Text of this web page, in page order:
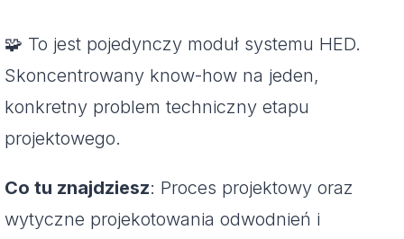
🧩 To jest pojedynczy moduł systemu HED.
Skoncentrowany know-how na jeden,
konkretny problem techniczny etapu
projektowego.
Co tu znajdziesz: Proces projektowy oraz
wytyczne projekotowania odwodnień i